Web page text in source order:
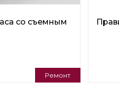
со съемным
Ремонт